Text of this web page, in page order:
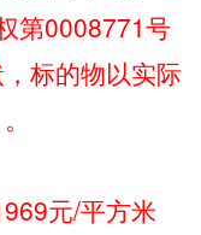
第0008771号
标的物以实际
元/平方米